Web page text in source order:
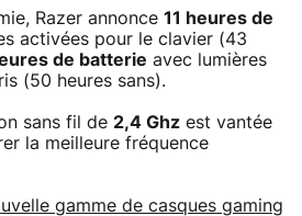
Razer annonce 11 heures de
activées pour le clavier (43
de batterie avec lumières
(50 heures sans).
sans fil de 2,4 Ghz est vantée
la meilleure fréquence
gamme de casques gaming